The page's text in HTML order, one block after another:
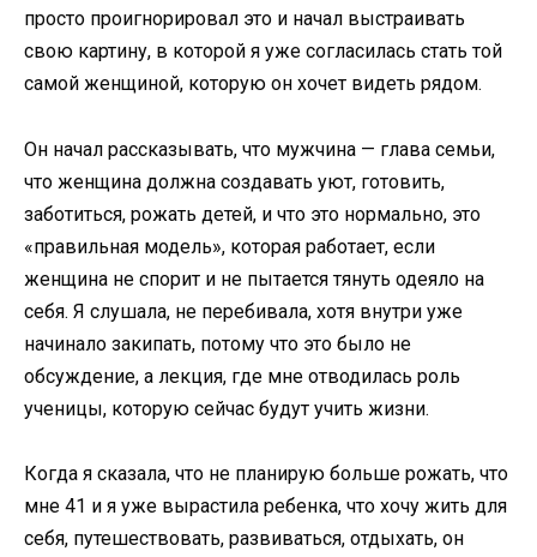
просто проигнорировал это и начал выстраивать
свою картину, в которой я уже согласилась стать той
самой женщиной, которую он хочет видеть рядом.
Он начал рассказывать, что мужчина — глава семьи,
что женщина должна создавать уют, готовить,
заботиться, рожать детей, и что это нормально, это
«правильная модель», которая работает, если
женщина не спорит и не пытается тянуть одеяло на
себя. Я слушала, не перебивала, хотя внутри уже
начинало закипать, потому что это было не
обсуждение, а лекция, где мне отводилась роль
ученицы, которую сейчас будут учить жизни.
Когда я сказала, что не планирую больше рожать, что
мне 41 и я уже вырастила ребенка, что хочу жить для
себя, путешествовать, развиваться, отдыхать, он